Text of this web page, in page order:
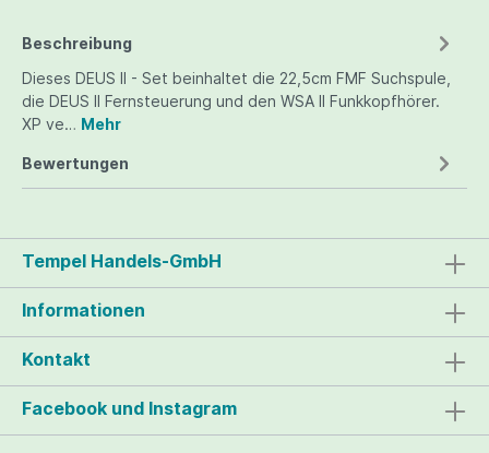
Beschreibung
Dieses DEUS II - Set beinhaltet die 22,5cm FMF Suchspule,
die DEUS II Fernsteuerung und den WSA II Funkkopfhörer.
XP ve… Mehr
Bewertungen
Tempel Handels-GmbH
Informationen
Kontakt
Facebook und Instagram